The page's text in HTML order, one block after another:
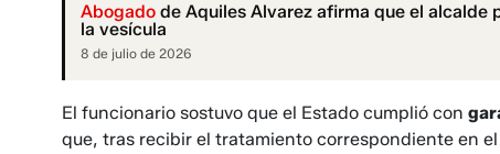
Abogado de Aquiles Alvarez afirma que el alcalde
la vesícula
8 de julio de 2026
El funcionario sostuvo que el Estado cumplió con
que, tras recibir el tratamiento correspondiente en el